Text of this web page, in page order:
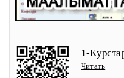
1-
Читать